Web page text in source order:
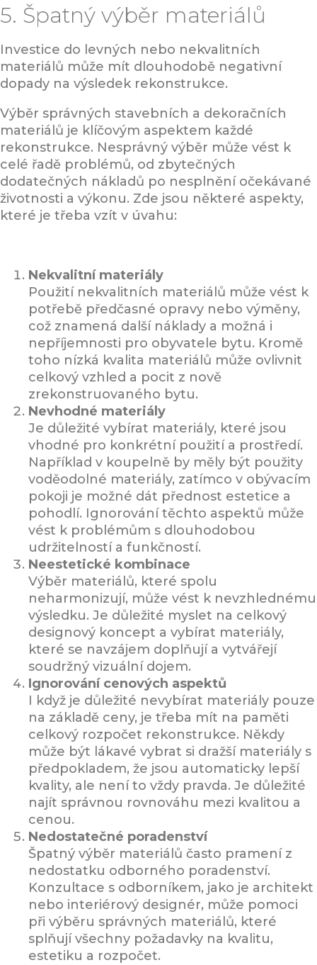
5. Špatný výběr materiálů
Investice do levných nebo nekvalitních
materiálů může mít dlouhodobě negativní
dopady na výsledek rekonstrukce.
Výběr správných stavebních a dekoračních
materiálů je klíčovým aspektem každé
rekonstrukce. Nesprávný výběr může vést k
celé řadě problémů, od zbytečných
dodatečných nákladů po nesplnění očekávané
životnosti a výkonu. Zde jsou některé aspekty,
které je třeba vzít v úvahu:
Nekvalitní materiály
Použití nekvalitních materiálů může vést k
potřebě předčasné opravy nebo výměny,
což znamená další náklady a možná i
nepříjemnosti pro obyvatele bytu. Kromě
toho nízká kvalita materiálů může ovlivnit
celkový vzhled a pocit z nově
zrekonstruovaného bytu.
Nevhodné materiály
Je důležité vybírat materiály, které jsou
vhodné pro konkrétní použití a prostředí.
Například v koupelně by měly být použity
voděodolné materiály, zatímco v obývacím
pokoji je možné dát přednost estetice a
pohodlí. Ignorování těchto aspektů může
vést k problémům s dlouhodobou
udržitelností a funkčností.
Neestetické kombinace
Výběr materiálů, které spolu
neharmonizují, může vést k nevzhlednému
výsledku. Je důležité myslet na celkový
designový koncept a vybírat materiály,
které se navzájem doplňují a vytvářejí
soudržný vizuální dojem.
Ignorování cenových aspektů
I když je důležité nevybírat materiály pouze
na základě ceny, je třeba mít na paměti
celkový rozpočet rekonstrukce. Někdy
může být lákavé vybrat si dražší materiály s
předpokladem, že jsou automaticky lepší
kvality, ale není to vždy pravda. Je důležité
najít správnou rovnováhu mezi kvalitou a
cenou.
Nedostatečné poradenství
Špatný výběr materiálů často pramení z
nedostatku odborného poradenství.
Konzultace s odborníkem, jako je architekt
nebo interiérový designér, může pomoci
při výběru správných materiálů, které
splňují všechny požadavky na kvalitu,
estetiku a rozpočet.